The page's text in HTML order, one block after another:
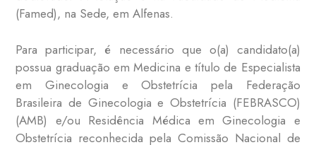
(Famed), na Sede, em Alfenas.
Para participar, é necessário que o(a) candidato(a)
possua graduação em Medicina e título de Especialista
em Ginecologia e Obstetrícia pela Federação
Brasileira de Ginecologia e Obstetrícia (FEBRASCO)
(AMB) e/ou Residência Médica em Ginecologia e
Obstetrícia reconhecida pela Comissão Nacional de